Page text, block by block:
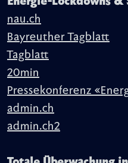
nau.ch
Bayreuther Tagblatt
Tagblatt
20min
Pressekonferenz
admin.ch
admin.ch2